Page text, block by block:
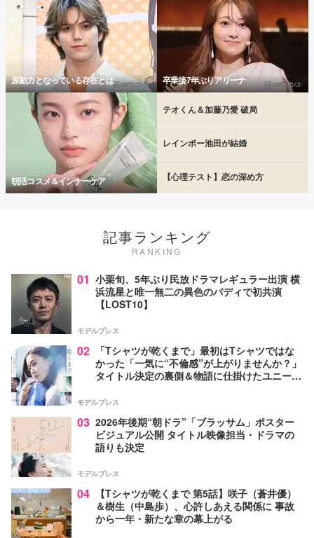
原動力となっている存在とは 卒業後7年ぶりアリーナ
朝活コスメ＆インナーケア
テオくん＆加藤乃愛 破局
レインボー池田が結婚
【心理テスト】恋の深め方
記事ランキング
RANKING
01 小栗旬、5年ぶり民放ドラマレギュラー出演 横
浜流星と唯一無二の異色のバディで初共演
【LOST10】
モデルプレス
02
「Tシャツが乾くまで」最初はTシャツではな
かった「一気に“不倫感”が上がりませんか？」
タイトル決定の裏側＆物語に仕掛けたユニーク
モデルプレス
03 2026年後期“朝ドラ”「ブラッサム」ポスター
ビジュアル公開 タイトル映像担当・ドラマの
語りも決定
モデルプレス
04
【Tシャツが乾くまで 第5話】咲子（蒼井優）
＆樹生（中島歩）、心許しあえる関係に 事故
から一年・新たな章の幕上がる